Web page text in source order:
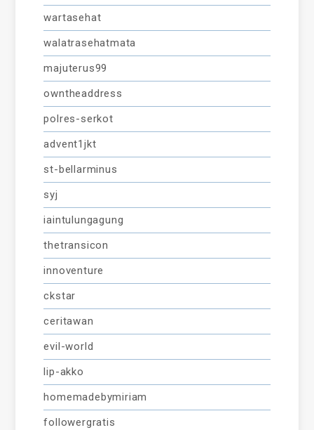
wartasehat
walatrasehatmata
majuterus99
owntheaddress
polres-serkot
advent1jkt
st-bellarminus
syj
iaintulungagung
thetransicon
innoventure
ckstar
ceritawan
evil-world
lip-akko
homemadebymiriam
followergratis